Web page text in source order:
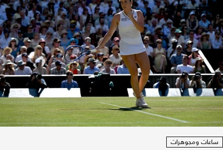
ساعات ومجوهرات